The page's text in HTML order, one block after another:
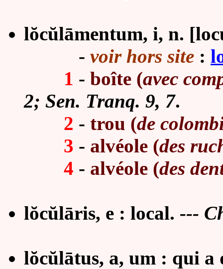
lŏcŭlāmentum, i, n.
- voir hors site :
1 - boîte (avec
2; Sen. Tranq. 9, 7.
2 - trou (de
3 - alvéole (des
4 - alvéole (des
lŏcŭlāris, e : local. ---
lŏcŭlātus, a, um : qui a